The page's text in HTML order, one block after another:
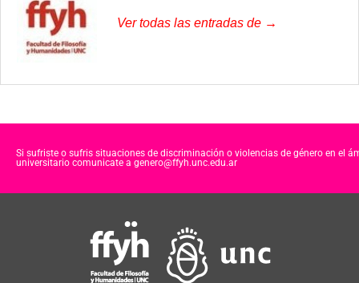
Ver todas las entradas de →
Si sufriste o sufris situaciones de discriminación o violencias de género en el
universitario comunicate a genero@ffyh.unc.edu.ar